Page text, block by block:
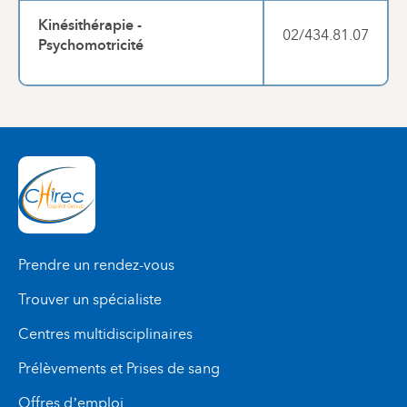
Kinésithérapie -
Psychomotricité
02/434.81.07
Prendre un rendez-vous
Trouver un spécialiste
Centres multidisciplinaires
Prélèvements et Prises de sang
Offres d’emploi